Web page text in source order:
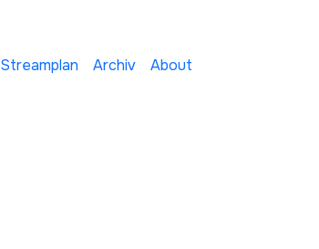
Streamplan Archiv About